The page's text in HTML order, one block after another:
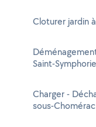
Cloturer jardin
Saint-
Charger -
sous-Chomérac